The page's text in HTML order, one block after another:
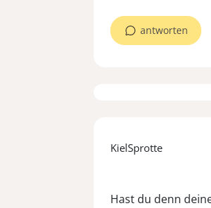
antworten
KielSprotte
Hast du denn